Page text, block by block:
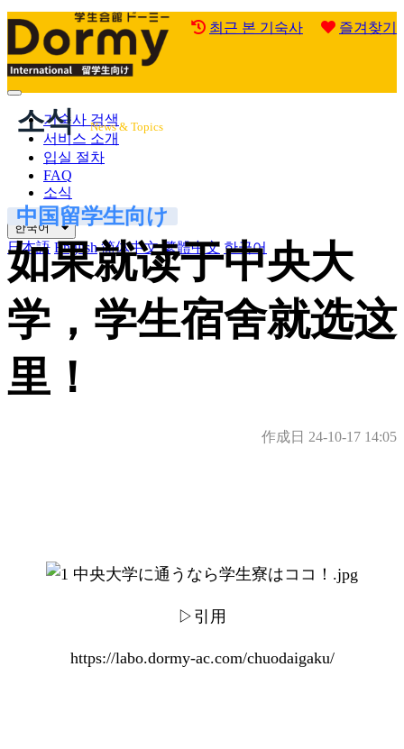
최근 본 기숙사 즐겨찾기
Mobile
Menu 기숙사 검색
서비스 소개
입실 절차
FAQ
소식
한국어
日本語 English 简体中文 繁體中文 한국어
소식 News & Topics
中国留学生向け
如果就读于中央大
学，学生宿舍就选这
里！
作成日 24-10-17 14:05
▷引用
https://labo.dormy-ac.com/chuodaigaku/